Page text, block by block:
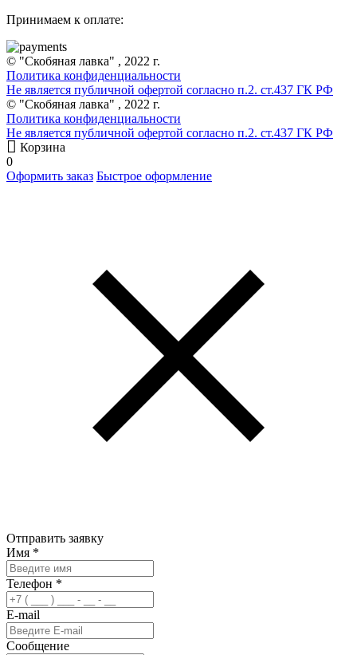
Принимаем к оплате:
© "Скобяная лавка" , 2022 г.
Политика конфиденциальности
Не является публичной офертой согласно п.2. ст.437 ГК РФ
© "Скобяная лавка" , 2022 г.
Политика конфиденциальности
Не является публичной офертой согласно п.2. ст.437 ГК РФ
Корзина
0
Оформить заказ Быстрое оформление
Отправить заявку
Имя *
Телефон *
E-mail
Сообщение